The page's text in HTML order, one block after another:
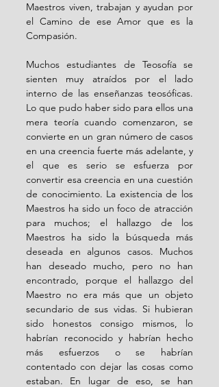
Maestros viven, trabajan y ayudan por
el Camino de ese Amor que es la
Compasión.
Muchos estudiantes de Teosofía se
sienten muy atraídos por el lado
interno de las enseñanzas teosóficas.
Lo que pudo haber sido para ellos una
mera teoría cuando comenzaron, se
convierte en un gran número de casos
en una creencia fuerte más adelante, y
el que es serio se esfuerza por
convertir esa creencia en una cuestión
de conocimiento. La existencia de los
Maestros ha sido un foco de atracción
para muchos; el hallazgo de los
Maestros ha sido la búsqueda más
deseada en algunos casos. Muchos
han deseado mucho, pero no han
encontrado, porque el hallazgo del
Maestro no era más que un objeto
secundario de sus vidas. Si hubieran
sido honestos consigo mismos, lo
habrían reconocido y habrían hecho
más esfuerzos o se habrían
contentado con dejar las cosas como
estaban. En lugar de eso, se han